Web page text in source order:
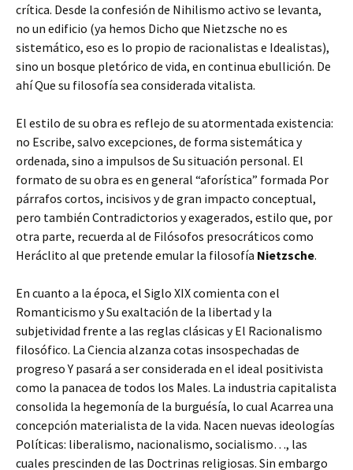
crítica. Desde la confesión de Nihilismo activo se levanta,
no un edificio (ya hemos Dicho que Nietzsche no es
sistemático, eso es lo propio de racionalistas e Idealistas),
sino un bosque pletórico de vida, en continua ebullición. De
ahí Que su filosofía sea considerada vitalista.
El estilo de su obra es reflejo de su atormentada existencia:
no Escribe, salvo excepciones, de forma sistemática y
ordenada, sino a impulsos de Su situación personal. El
formato de su obra es en general “aforística” formada Por
párrafos cortos, incisivos y de gran impacto conceptual,
pero también Contradictorios y exagerados, estilo que, por
otra parte, recuerda al de Filósofos presocráticos como
Heráclito al que pretende emular la filosofía Nietzsche.
En cuanto a la época, el Siglo XIX comienta con el
Romanticismo y Su exaltación de la libertad y la
subjetividad frente a las reglas clásicas y El Racionalismo
filosófico. La Ciencia alzanza cotas insospechadas de
progreso Y pasará a ser considerada en el ideal positivista
como la panacea de todos los Males. La industria capitalista
consolida la hegemonía de la burguésía, lo cual Acarrea una
concepción materialista de la vida. Nacen nuevas ideologías
Políticas: liberalismo, nacionalismo, socialismo…, las
cuales prescinden de las Doctrinas religiosas. Sin embargo